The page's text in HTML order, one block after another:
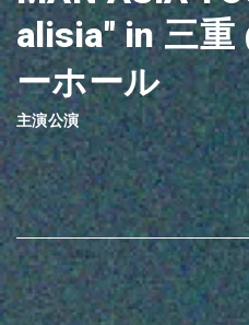
alisia" in 三重
ーホール
主演公演